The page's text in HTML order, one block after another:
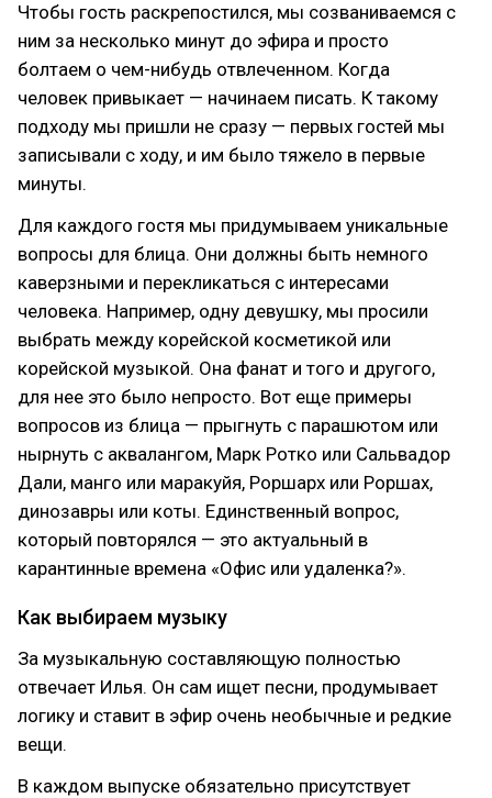
Чтобы гость раскрепостился, мы созваниваемся с
ним за несколько минут до эфира и просто
болтаем о чем-нибудь отвлеченном. Когда
человек привыкает — начинаем писать. К такому
подходу мы пришли не сразу — первых гостей мы
записывали с ходу, и им было тяжело в первые
минуты.
Для каждого гостя мы придумываем уникальные
вопросы для блица. Они должны быть немного
каверзными и перекликаться с интересами
человека. Например, одну девушку, мы просили
выбрать между корейской косметикой или
корейской музыкой. Она фанат и того и другого,
для нее это было непросто. Вот еще примеры
вопросов из блица — прыгнуть с парашютом или
нырнуть с аквалангом, Марк Ротко или Сальвадор
Дали, манго или маракуйя, Роршарх или Роршах,
динозавры или коты. Единственный вопрос,
который повторялся — это актуальный в
карантинные времена «Офис или удаленка?».
Как выбираем музыку
За музыкальную составляющую полностью
отвечает Илья. Он сам ищет песни, продумывает
логику и ставит в эфир очень необычные и редкие
вещи.
В каждом выпуске обязательно присутствует